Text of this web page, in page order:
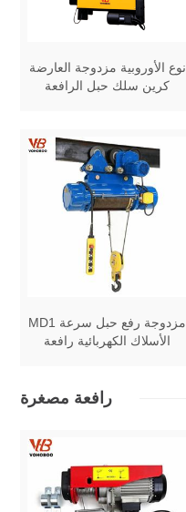
نوع الأوروبية مزدوجة العارضة
كرين سلك حبل الرافعة
MD1 مزدوجة رفع حبل سرعة
الأسلاك الكهربائية رافعة
رافعة مصغرة